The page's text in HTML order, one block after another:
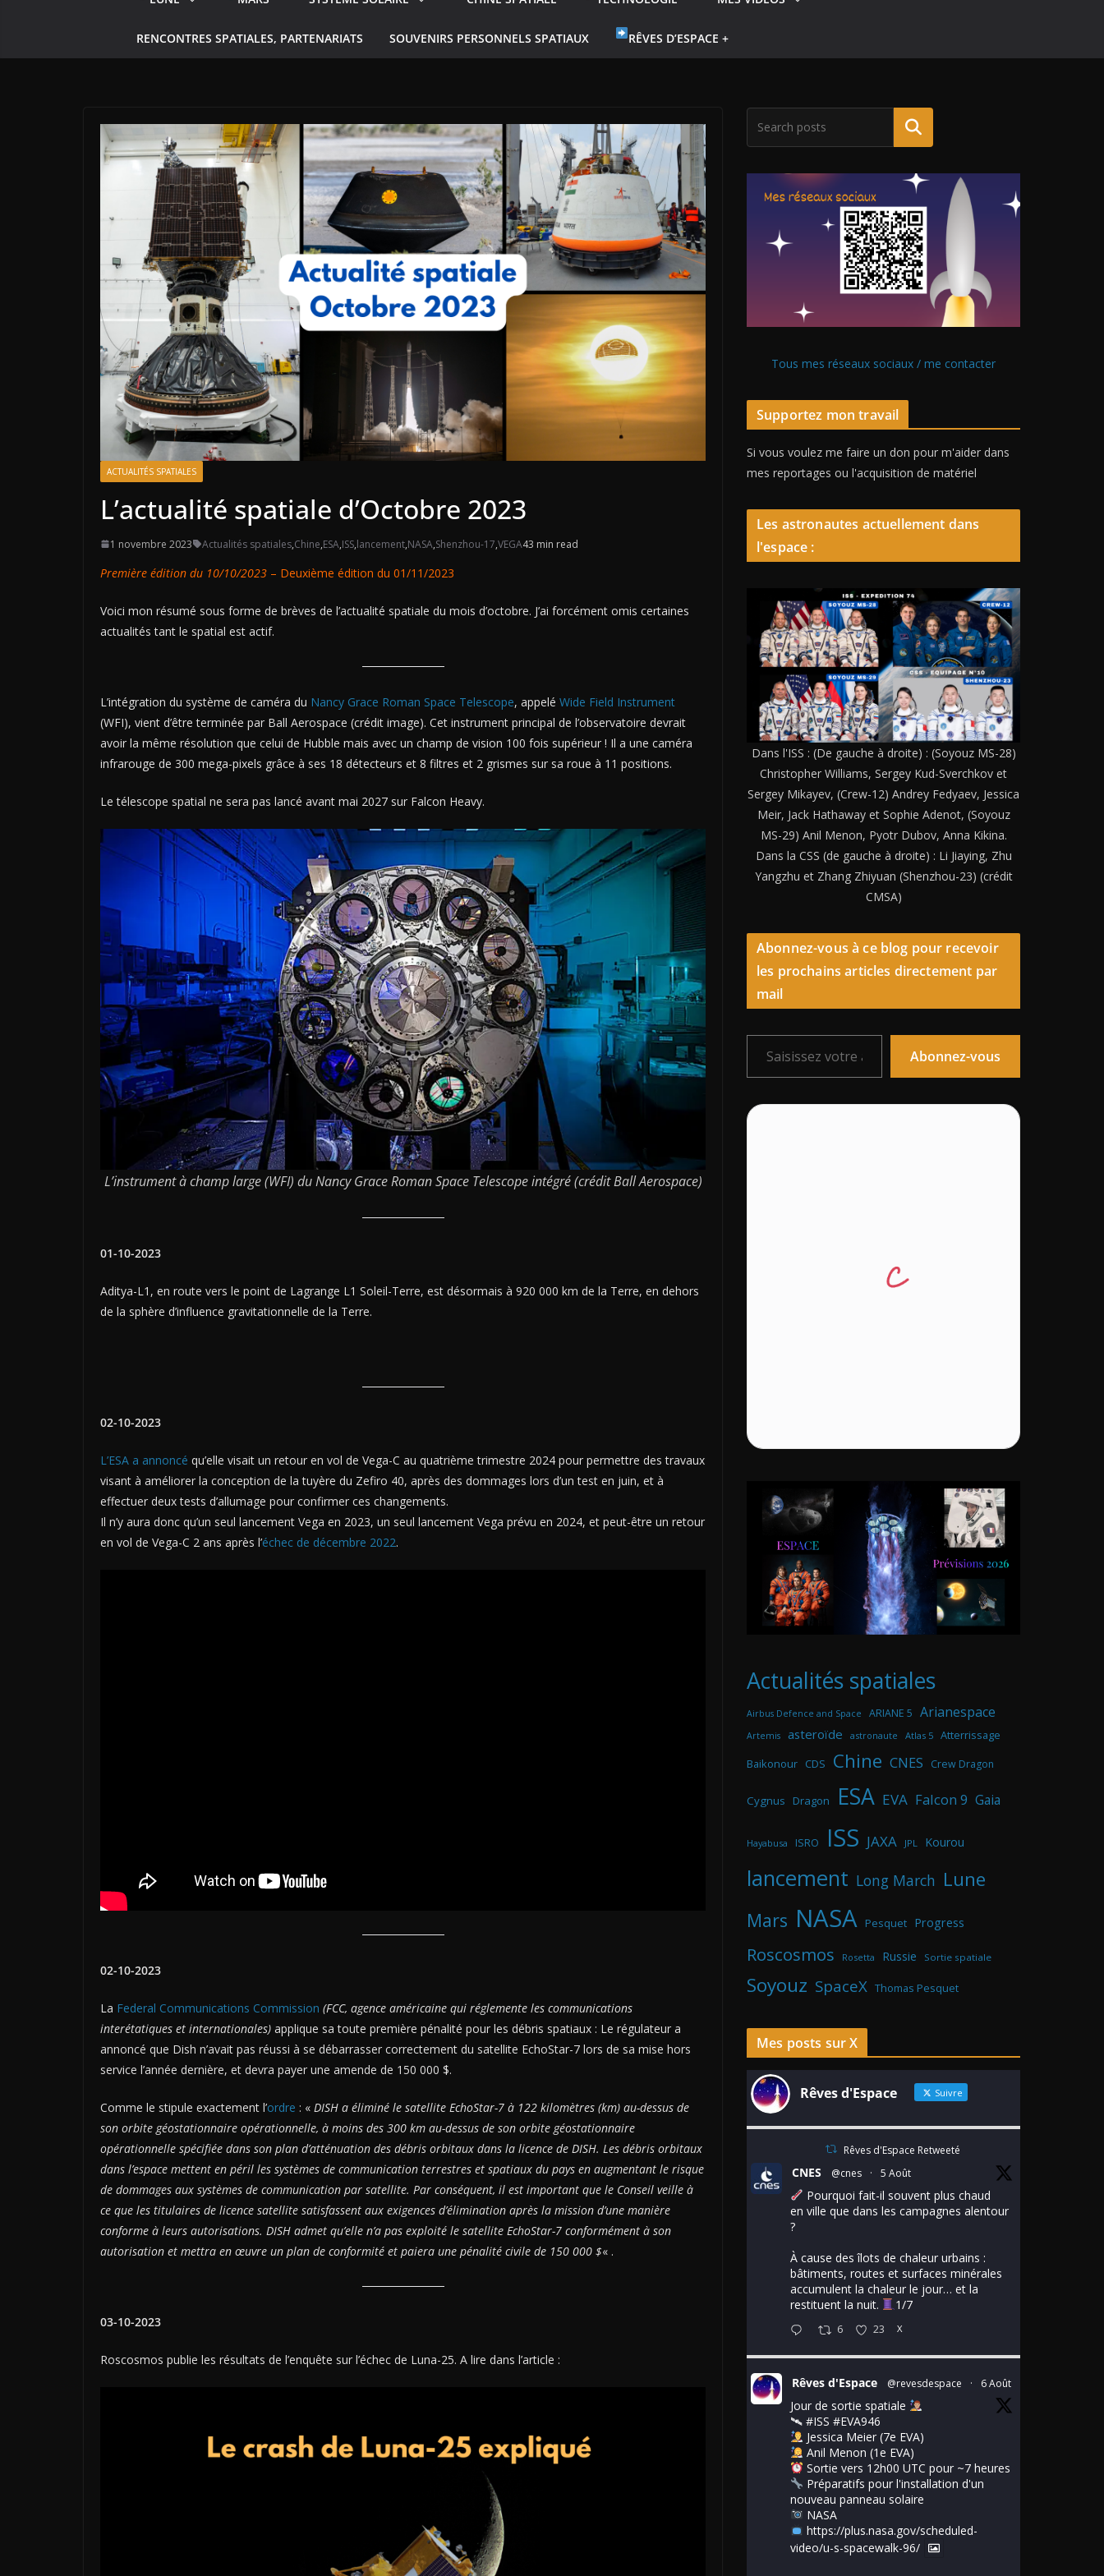
RENCONTRES SPATIALES, PARTENARIATS SOUVENIRS PERSONNELS SPATIAUX RÊVES D’ESPACE +
ACTUALITÉS SPATIALES
L’actualité spatiale d’Octobre 2023
1 novembre 2023 Actualités spatiales,Chine,ESA,ISS,lancement,NASA,Shenzhou-17,VEGA43 min read
Première édition du 10/10/2023 – Deuxième édition du 01/11/2023
Voici mon résumé sous forme de brèves de l’actualité spatiale du mois d’octobre. J’ai forcément omis certaines
actualités tant le spatial est actif.
L’intégration du système de caméra du Nancy Grace Roman Space Telescope, appelé Wide Field Instrument
(WFI), vient d’être terminée par Ball Aerospace (crédit image). Cet instrument principal de l’observatoire devrait
avoir la même résolution que celui de Hubble mais avec un champ de vision 100 fois supérieur ! Il a une caméra
infrarouge de 300 mega-pixels grâce à ses 18 détecteurs et 8 filtres et 2 grismes sur sa roue à 11 positions.
Le télescope spatial ne sera pas lancé avant mai 2027 sur Falcon Heavy.
L’instrument à champ large (WFI) du Nancy Grace Roman Space Telescope intégré (crédit Ball Aerospace)
01-10-2023
Aditya-L1, en route vers le point de Lagrange L1 Soleil-Terre, est désormais à 920 000 km de la Terre, en dehors
de la sphère d’influence gravitationnelle de la Terre.
02-10-2023
L’ESA a annoncé qu’elle visait un retour en vol de Vega-C au quatrième trimestre 2024 pour permettre des travaux
visant à améliorer la conception de la tuyère du Zefiro 40, après des dommages lors d’un test en juin, et à
effectuer deux tests d’allumage pour confirmer ces changements.
Il n’y aura donc qu’un seul lancement Vega en 2023, un seul lancement Vega prévu en 2024, et peut-être un retour
en vol de Vega-C 2 ans après l’échec de décembre 2022.
02-10-2023
La Federal Communications Commission (FCC, agence américaine qui réglemente les communications
interétatiques et internationales) applique sa toute première pénalité pour les débris spatiaux : Le régulateur a
annoncé que Dish n’avait pas réussi à se débarrasser correctement du satellite EchoStar-7 lors de sa mise hors
service l’année dernière, et devra payer une amende de 150 000 $.
Comme le stipule exactement l’ordre : « DISH a éliminé le satellite EchoStar-7 à 122 kilomètres (km) au-dessus de
son orbite géostationnaire opérationnelle, à moins des 300 km au-dessus de son orbite géostationnaire
opérationnelle spécifiée dans son plan d’atténuation des débris orbitaux dans la licence de DISH. Les débris orbitaux
dans l’espace mettent en péril les systèmes de communication terrestres et spatiaux du pays en augmentant le risque
de dommages aux systèmes de communication par satellite. Par conséquent, il est important que le Conseil veille à
ce que les titulaires de licence satellite satisfassent aux exigences d’élimination après la mission d’une manière
conforme à leurs autorisations. DISH admet qu’elle n’a pas exploité le satellite EchoStar-7 conformément à son
autorisation et mettra en œuvre un plan de conformité et paiera une pénalité civile de 150 000 $« .
03-10-2023
Roscosmos publie les résultats de l’enquête sur l’échec de Luna-25. A lire dans l’article :
Tous mes réseaux sociaux / me contacter
Supportez mon travail
Si vous voulez me faire un don pour m'aider dans
mes reportages ou l'acquisition de matériel
Les astronautes actuellement dans
l'espace :
Dans l'ISS : (De gauche à droite) : (Soyouz MS-28)
Christopher Williams, Sergey Kud-Sverchkov et
Sergey Mikayev, (Crew-12) Andrey Fedyaev, Jessica
Meir, Jack Hathaway et Sophie Adenot, (Soyouz
MS-29) Anil Menon, Pyotr Dubov, Anna Kikina.
Dans la CSS (de gauche à droite) : Li Jiaying, Zhu
Yangzhu et Zhang Zhiyuan (Shenzhou-23) (crédit
CMSA)
Abonnez-vous à ce blog pour recevoir
les prochains articles directement par
mail
Saisissez votre adresse e-mail…
Abonnez-vous
Actualités spatiales
Airbus Defence and Space ARIANE 5 Arianespace
Artemis asteroïde astronaute Atlas 5 Atterrissage
Baikonour CDS Chine CNES Crew Dragon
Cygnus Dragon ESA EVA Falcon 9 Gaia
Hayabusa ISRO ISS JAXA JPL Kourou
lancement Long March Lune
Mars NASA Pesquet Progress
Roscosmos Rosetta Russie Sortie spatiale
Soyouz SpaceX Thomas Pesquet
Mes posts sur X
Rêves d'Espace Suivre
Rêves d'Espace Retweeté
CNES @cnes · 5 Août
Pourquoi fait-il souvent plus chaud
en ville que dans les campagnes alentour
?
À cause des îlots de chaleur urbains :
bâtiments, routes et surfaces minérales
accumulent la chaleur le jour… et la
restituent la nuit.
1/7
6 23 X
Rêves d'Espace @revesdespace · 6 Août
Jour de sortie spatiale
🛰 #ISS #EVA946
Jessica Meier (7e EVA)
Anil Menon (1e EVA)
Sortie vers 12h00 UTC pour ~7 heures
Préparatifs pour l'installation d'un
nouveau panneau solaire
NASA
https://plus.nasa.gov/scheduled-
video/u-s-spacewalk-96/